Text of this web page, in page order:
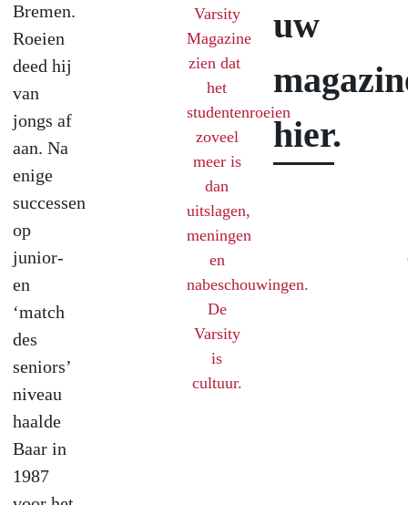
Bremen.
Roeien
deed hij
van
jongs af
aan. Na
enige
successen
op
junior-
en
‘match
des
seniors’
niveau
haalde
Baar in
1987
Varsity
Magazine
zien dat
het
studentenroeien
zoveel
meer is
dan
uitslagen,
meningen
en
nabeschouwingen.
De
Varsity
is
cultuur.
uw
hier.